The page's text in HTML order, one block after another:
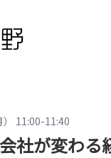
11:00-11:40
会社が変わ